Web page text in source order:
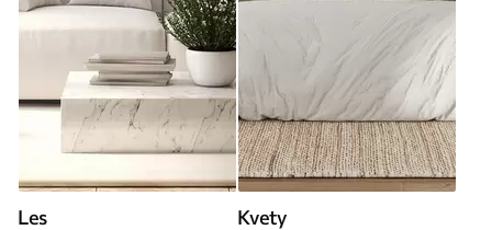
Les Kvety